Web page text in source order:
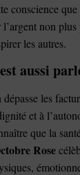
conscience
non plus
les autres.
aussi
les
et à
que la
Rose